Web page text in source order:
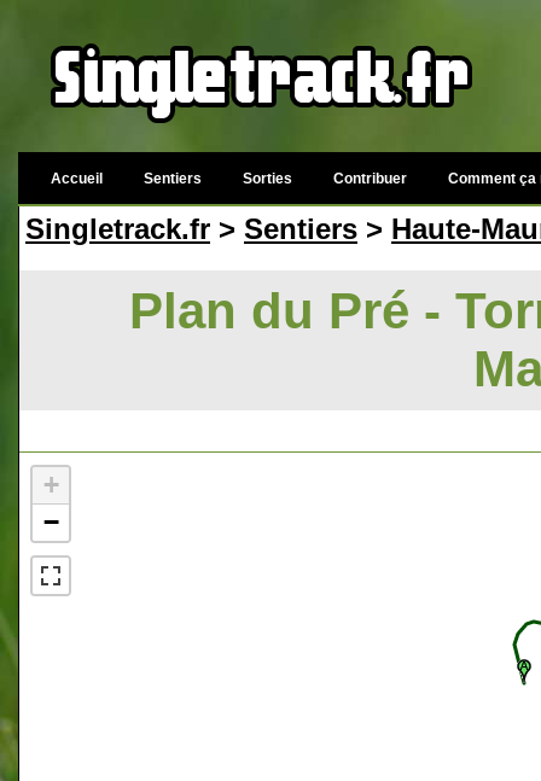
Accueil Sentiers Sorties Contribuer Comment ça
Singletrack.fr > Sentiers > Haute-
Plan du Pré -
+
−